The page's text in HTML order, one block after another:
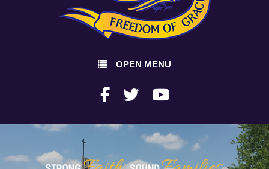
OPEN MENU